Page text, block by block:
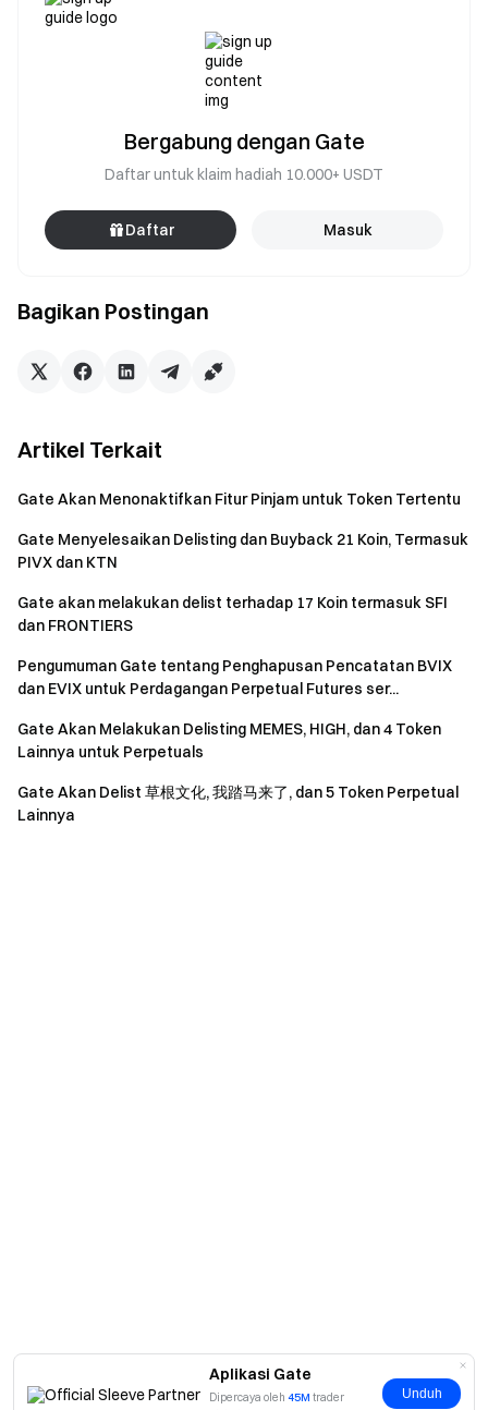
Aplikasi Gate
Dipercaya oleh 45M trader
Unduh
Bagikan Postingan
Bergabung dengan Gate
Daftar untuk klaim hadiah 10.000+ USDT
Daftar Masuk
Artikel Terkait
Gate Akan Menonaktifkan Fitur Pinjam untuk Token Tertentu
Gate Menyelesaikan Delisting dan Buyback 21 Koin, Termasuk
PIVX dan KTN
Gate akan melakukan delist terhadap 17 Koin termasuk SFI
dan FRONTIERS
Pengumuman Gate tentang Penghapusan Pencatatan BVIX
dan EVIX untuk Perdagangan Perpetual Futures ser...
Gate Akan Melakukan Delisting MEMES, HIGH, dan 4 Token
Lainnya untuk Perpetuals
Gate Akan Delist 草根文化, 我踏马来了, dan 5 Token Perpetual
Lainnya